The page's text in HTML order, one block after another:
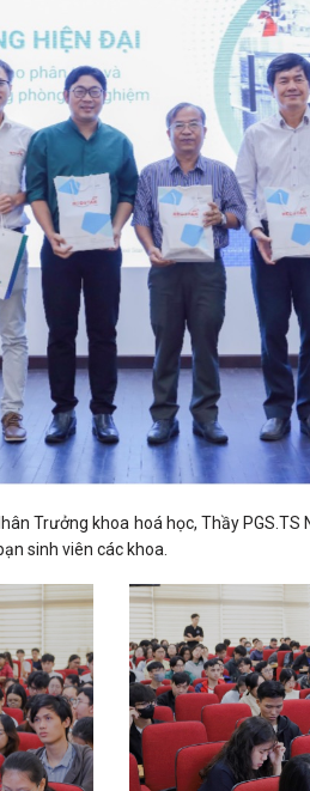
Trưởng khoa hoá học, Thầy
sinh viên các khoa.